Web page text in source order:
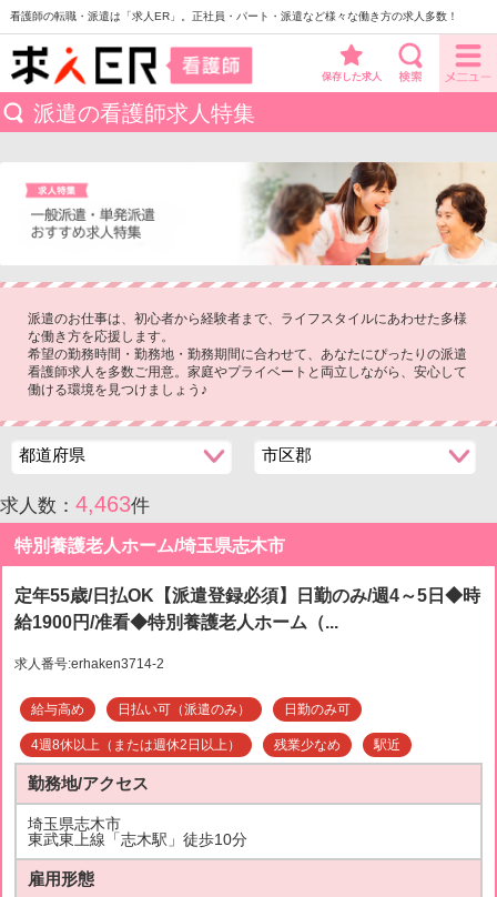
看護師の転職・派遣は「求人ER」。正社員・パート・派遣など様々な働き方の求人多数！
保存した求人
派遣の看護師求人特集
派遣のお仕事は、初心者から経験者まで、ライフスタイルにあわせた多様
な働き方を応援します。
希望の勤務時間・勤務地・勤務期間に合わせて、あなたにぴったりの派遣
看護師求人を多数ご用意。家庭やプライベートと両立しながら、安心して
働ける環境を見つけましょう♪
求人数： 4,463件
特別養護老人ホーム/埼玉県志木市
定年55歳/日払OK【派遣登録必須】日勤のみ/週4～5日◆時
給1900円/准看◆特別養護老人ホーム（...
求人番号:erhaken3714-2
給与高め 日払い可（派遣のみ） 日勤のみ可
4週8休以上（または週休2日以上） 残業少なめ 駅近
勤務地/アクセス
埼玉県志木市
東武東上線「志木駅」徒歩10分
雇用形態